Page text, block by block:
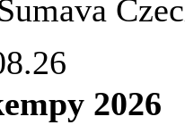
2026